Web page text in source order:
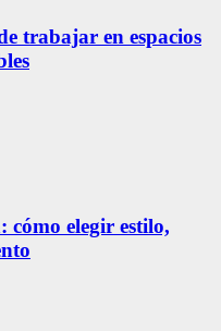
trabajar en espacios
cómo elegir estilo,